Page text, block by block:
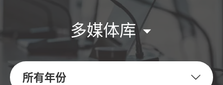
多媒体库
所有年份